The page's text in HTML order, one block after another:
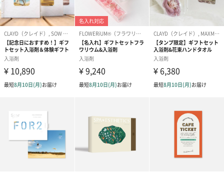
出来ます。
クレイ１の重さに対し水２の割合で容器の中で軽く混ぜます。
CLAYDのクレイはしばらくの間、水を吸収し続けるため、４８時
間冷蔵庫の中で密封し放置します。
完全に水を吸った状態になると、クレームブリュレのようなツヤ
のある質感になります。是非お試し下さい。
毎日頑張っている貴女に「ご褒美を♡」
たまには旅行などに行ってのんびりしたい、友達と思いっきり騒